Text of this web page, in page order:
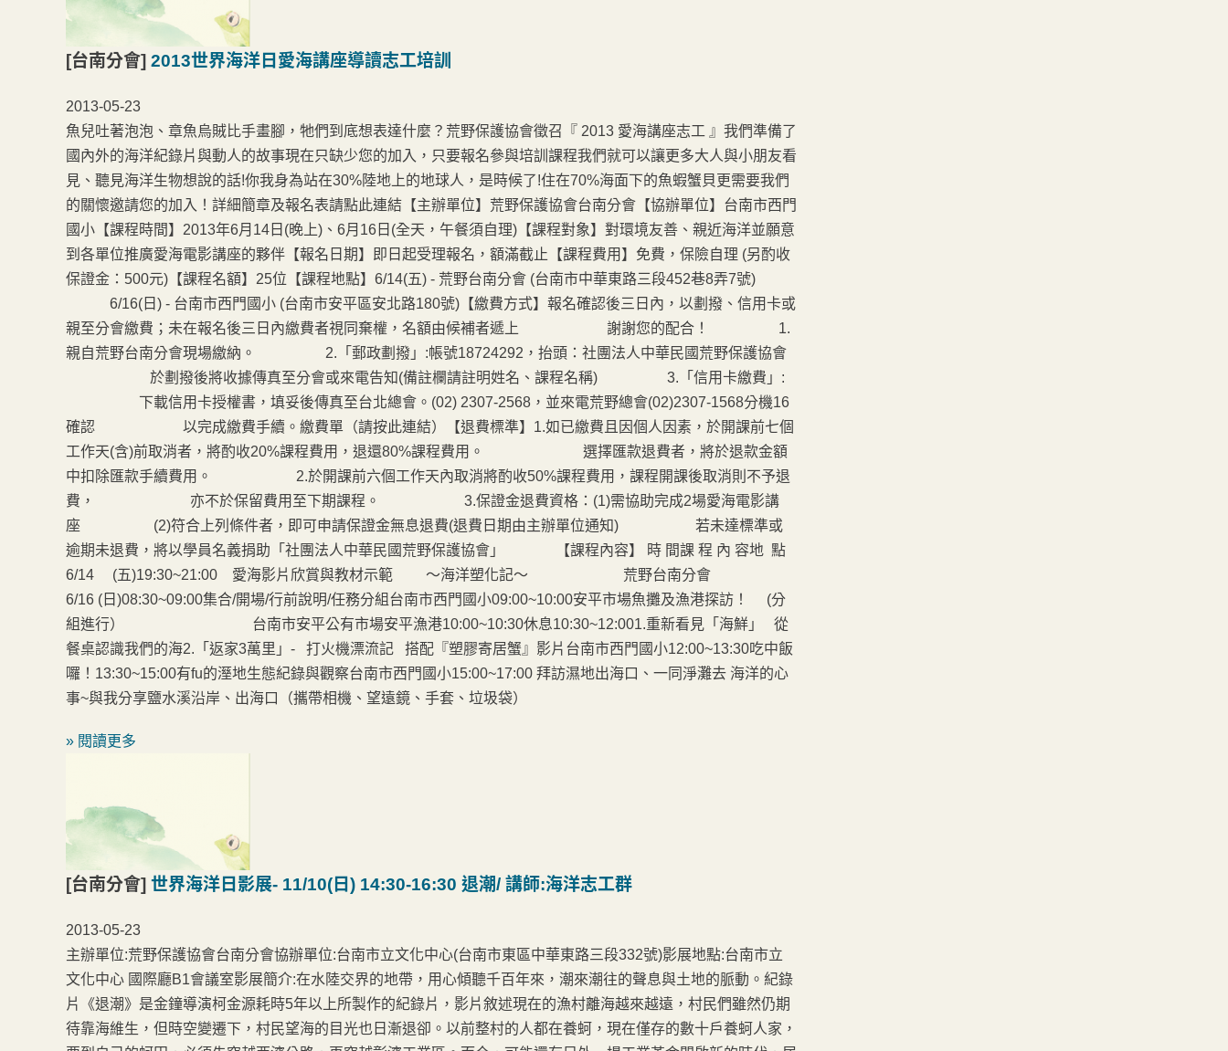
[台南分會] 2013世界海洋日愛海講座導讀志工培訓
2013-05-23
魚兒吐著泡泡、章魚烏賊比手畫腳，牠們到底想表達什麼？荒野保護協會徵召『 2013 愛海講座志工 』我們準備了
國內外的海洋紀錄片與動人的故事現在只缺少您的加入，只要報名參與培訓課程我們就可以讓更多大人與小朋友看
見、聽見海洋生物想說的話!你我身為站在30%陸地上的地球人，是時候了!住在70%海面下的魚蝦蟹貝更需要我們
的關懷邀請您的加入！詳細簡章及報名表請點此連結【主辦單位】荒野保護協會台南分會【協辦單位】台南市西門
國小【課程時間】2013年6月14日(晚上)、6月16日(全天，午餐須自理)【課程對象】對環境友善、親近海洋並願意
到各單位推廣愛海電影講座的夥伴【報名日期】即日起受理報名，額滿截止【課程費用】免費，保險自理 (另酌收
保證金：500元)【課程名額】25位【課程地點】6/14(五) - 荒野台南分會 (台南市中華東路三段452巷8弄7號)
6/16(日) - 台南市西門國小 (台南市安平區安北路180號)【繳費方式】報名確認後三日內，以劃撥、信用卡或
親至分會繳費；未在報名後三日內繳費者視同棄權，名額由候補者遞上 謝謝您的配合！ 1.
親自荒野台南分會現場繳納。 2.「郵政劃撥」:帳號18724292，抬頭：社團法人中華民國荒野保護協會
於劃撥後將收據傳真至分會或來電告知(備註欄請註明姓名、課程名稱) 3.「信用卡繳費」:
下載信用卡授權書，填妥後傳真至台北總會。(02) 2307-2568，並來電荒野總會(02)2307-1568分機16
確認 以完成繳費手續。繳費單（請按此連結）【退費標準】1.如已繳費且因個人因素，於開課前七個
工作天(含)前取消者，將酌收20%課程費用，退還80%課程費用。 選擇匯款退費者，將於退款金額
中扣除匯款手續費用。 2.於開課前六個工作天內取消將酌收50%課程費用，課程開課後取消則不予退
費， 亦不於保留費用至下期課程。 3.保證金退費資格：(1)需協助完成2場愛海電影講
座 (2)符合上列條件者，即可申請保證金無息退費(退費日期由主辦單位通知) 若未達標準或
逾期未退費，將以學員名義捐助「社團法人中華民國荒野保護協會」 【課程內容】 時 間課 程 內 容地 點
6/14 (五)19:30~21:00 愛海影片欣賞與教材示範 ～海洋塑化記～ 荒野台南分會
6/16 (日)08:30~09:00集合/開場/行前說明/任務分組台南市西門國小09:00~10:00安平市場魚攤及漁港探訪！ (分
組進行） 台南市安平公有市場安平漁港10:00~10:30休息10:30~12:001.重新看見「海鮮」 從
餐桌認識我們的海2.「返家3萬里」- 打火機漂流記 搭配『塑膠寄居蟹』影片台南市西門國小12:00~13:30吃中飯
囉！13:30~15:00有fu的溼地生態紀錄與觀察台南市西門國小15:00~17:00 拜訪濕地出海口、一同淨灘去 海洋的心
事~與我分享鹽水溪沿岸、出海口（攜帶相機、望遠鏡、手套、垃圾袋）
» 閱讀更多
[台南分會] 世界海洋日影展- 11/10(日) 14:30-16:30 退潮/ 講師:海洋志工群
2013-05-23
主辦單位:荒野保護協會台南分會協辦單位:台南市立文化中心(台南市東區中華東路三段332號)影展地點:台南市立
文化中心 國際廳B1會議室影展簡介:在水陸交界的地帶，用心傾聽千百年來，潮來潮往的聲息與土地的脈動。紀錄
片《退潮》是金鐘導演柯金源耗時5年以上所製作的紀錄片，影片敘述現在的漁村離海越來越遠，村民們雖然仍期
待靠海維生，但時空變遷下，村民望海的目光也日漸退卻。以前整村的人都在養蚵，現在僅存的數十戶養蚵人家，